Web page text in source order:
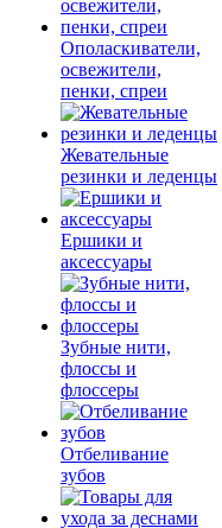
Ополаскиватели,
освежители,
пенки, спреи
Жевательные
резинки и леденцы
Ершики и
аксессуары
Зубные нити,
флоссы и
флоссеры
Отбеливание
зубов